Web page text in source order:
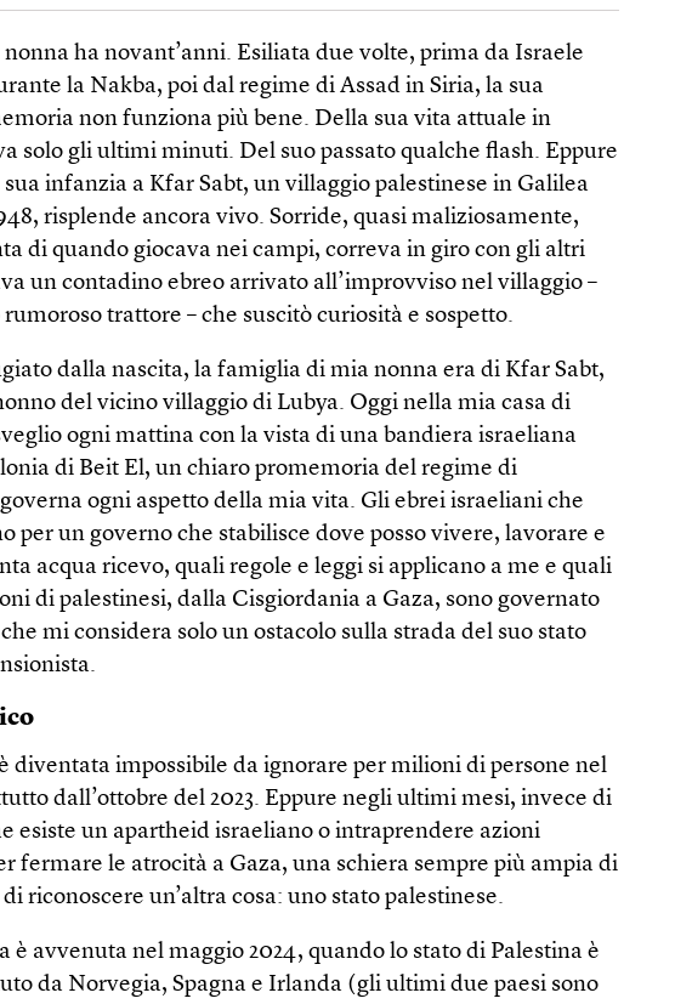
nonna ha novant’anni. Esiliata due volte, prima da Israele
la Nakba, poi dal regime di Assad in Siria, la sua
non funziona più bene. Della sua vita attuale in
solo gli ultimi minuti. Del suo passato qualche flash. Eppure
infanzia a Kfar Sabt, un villaggio palestinese in Galilea
risplende ancora vivo. Sorride, quasi maliziosamente,
di quando giocava nei campi, correva in giro con gli altri
un contadino ebreo arrivato all’improvviso nel villaggio –
trattore – che suscitò curiosità e sospetto.
dalla nascita, la famiglia di mia nonna era di Kfar Sabt,
del vicino villaggio di Lubya. Oggi nella mia casa di
ogni mattina con la vista di una bandiera israeliana
di Beit El, un chiaro promemoria del regime di
ogni aspetto della mia vita. Gli ebrei israeliani che
per un governo che stabilisce dove posso vivere, lavorare e
acqua ricevo, quali regole e leggi si applicano a me e quali
di palestinesi, dalla Cisgiordania a Gaza, sono governato
mi considera solo un ostacolo sulla strada del suo stato
diventata impossibile da ignorare per milioni di persone nel
dall’ottobre del 2023. Eppure negli ultimi mesi, invece di
esiste un apartheid israeliano o intraprendere azioni
fermare le atrocità a Gaza, una schiera sempre più ampia di
riconoscere un’altra cosa: uno stato palestinese.
è avvenuta nel maggio 2024, quando lo stato di Palestina è
da Norvegia, Spagna e Irlanda (gli ultimi due paesi sono